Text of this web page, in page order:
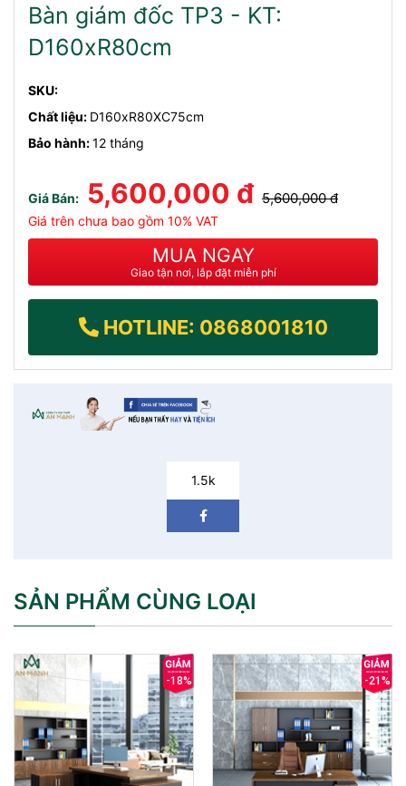
Bàn giám đốc TP3 - KT:
D160xR80cm
SKU:
Chất liệu: D160xR80XC75cm
Bảo hành:12 tháng
Giá Bán: 5,600,000 đ 5,600,000 đ
Giá trên chưa bao gồm 10% VAT
MUA NGAY
Giao tận nơi, lắp đặt miễn phí
HOTLINE: 0868001810
1.5k
SẢN PHẨM CÙNG LOẠI
-18% -21%